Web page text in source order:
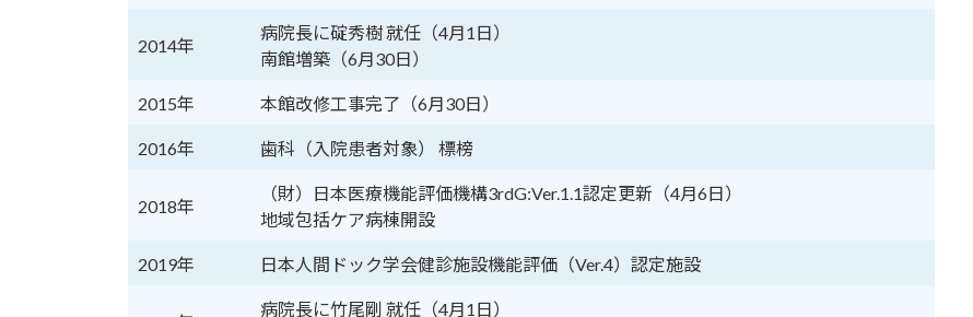
2014年
病院長に碇秀樹 就任（4月1日）
南館増築（6月30日）
2015年 本館改修工事完了（6月30日）
2016年 歯科（入院患者対象） 標榜
2018年
（財）日本医療機能評価機構3rdG:Ver.1.1認定更新（4月6日）
地域包括ケア病棟開設
2019年 日本人間ドック学会健診施設機能評価（Ver.4）認定施設
病院長に竹尾剛 就任（4月1日）